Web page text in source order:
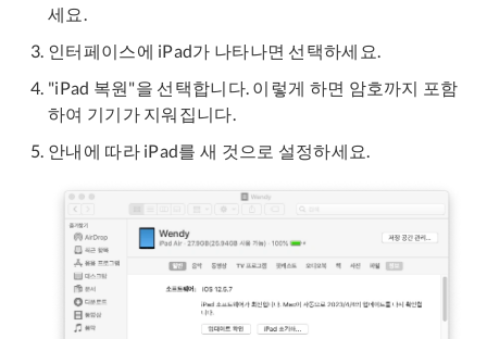
세요.
인터페이스에 iPad가 나타나면 선택하세요.
"iPad 복원"을 선택합니다. 이렇게 하면 암호까지 포함
하여 기기가 지워집니다.
안내에 따라 iPad를 새 것으로 설정하세요.